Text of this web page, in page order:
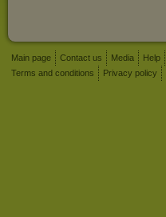
Main page Contact us Media Help
Terms and conditions
Privacy policy